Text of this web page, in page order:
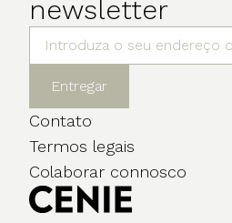
newsletter
Entregar
Contato
Termos legais
Colaborar connosco